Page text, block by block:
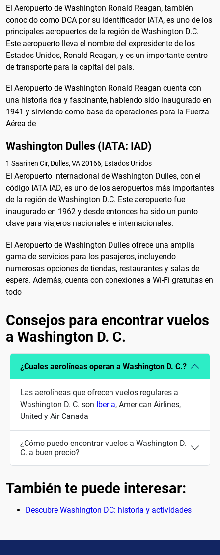
El Aeropuerto de Washington Ronald Reagan, también
conocido como DCA por su identificador IATA, es uno de los
principales aeropuertos de la región de Washington D.C.
Este aeropuerto lleva el nombre del expresidente de los
Estados Unidos, Ronald Reagan, y es un importante centro
de transporte para la capital del país.
El Aeropuerto de Washington Ronald Reagan cuenta con
una historia rica y fascinante, habiendo sido inaugurado en
1941 y sirviendo como base de operaciones para la Fuerza
Aérea de
Washington Dulles (IATA: IAD)
1 Saarinen Cir, Dulles, VA 20166, Estados Unidos
El Aeropuerto Internacional de Washington Dulles, con el
código IATA IAD, es uno de los aeropuertos más importantes
de la región de Washington D.C. Este aeropuerto fue
inaugurado en 1962 y desde entonces ha sido un punto
clave para viajeros nacionales e internacionales.
El Aeropuerto de Washington Dulles ofrece una amplia
gama de servicios para los pasajeros, incluyendo
numerosas opciones de tiendas, restaurantes y salas de
espera. Además, cuenta con conexiones a Wi-Fi gratuitas en
todo
Consejos para encontrar vuelos
a Washington D. C.
¿Cuales aerolíneas operan a Washington D. C.?
Las aerolíneas que ofrecen vuelos regulares a
Washington D. C. son Iberia, American Airlines,
United y Air Canada
¿Cómo puedo encontrar vuelos a Washington D.
C. a buen precio?
También te puede interesar:
Descubre Washington DC: historia y actividades